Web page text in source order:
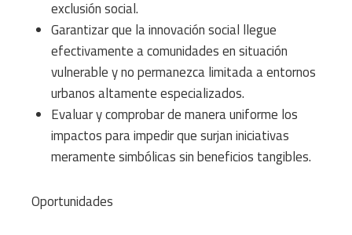
exclusión social.
Garantizar que la innovación social llegue
efectivamente a comunidades en situación
vulnerable y no permanezca limitada a entornos
urbanos altamente especializados.
Evaluar y comprobar de manera uniforme los
impactos para impedir que surjan iniciativas
meramente simbólicas sin beneficios tangibles.
Oportunidades